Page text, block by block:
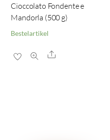
Cioccolato Fondente e
Mandorla (500 g)
Bestelartikel
Share